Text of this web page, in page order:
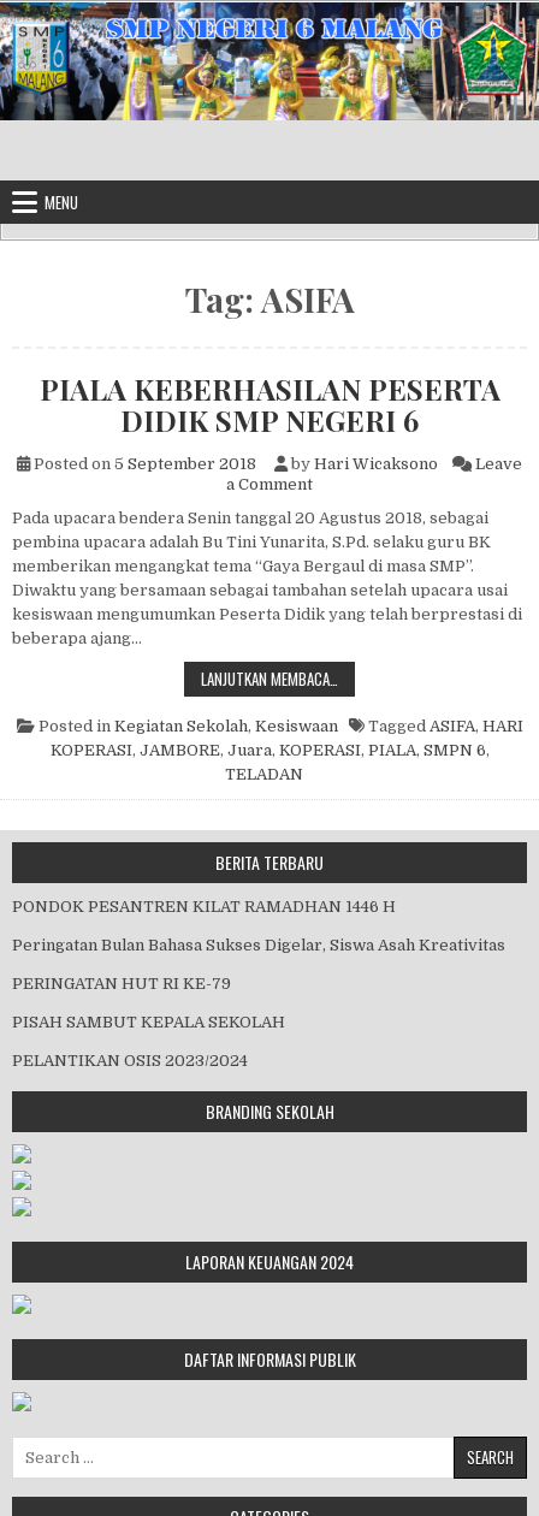
Skip to content
MENU
Tag:ASIFA
PIALA KEBERHASILAN PESERTA
DIDIK SMP NEGERI 6
Posted on 5 September 2018 by Hari Wicaksono
Leave
a Commenton PIALA KEBERHASILAN
Pada upacara bendera Senin tanggal 20 Agustus 2018, sebagai
pembina upacara adalah Bu Tini Yunarita, S.Pd. selaku guru BK
memberikan mengangkat tema “Gaya Bergaul di masa SMP”.
Diwaktu yang bersamaan sebagai tambahan setelah upacara usai
kesiswaan mengumumkan Peserta Didik yang telah berprestasi di
beberapa ajang…
LANJUTKAN MEMBACA…
Posted in Kegiatan Sekolah, Kesiswaan Tagged ASIFA, HARI
KOPERASI, JAMBORE, Juara, KOPERASI, PIALA, SMPN 6,
TELADAN
BERITA TERBARU
PONDOK PESANTREN KILAT RAMADHAN 1446 H
Peringatan Bulan Bahasa Sukses Digelar, Siswa Asah Kreativitas
PERINGATAN HUT RI KE-79
PISAH SAMBUT KEPALA SEKOLAH
PELANTIKAN OSIS 2023/2024
BRANDING SEKOLAH
LAPORAN KEUANGAN 2024
DAFTAR INFORMASI PUBLIK